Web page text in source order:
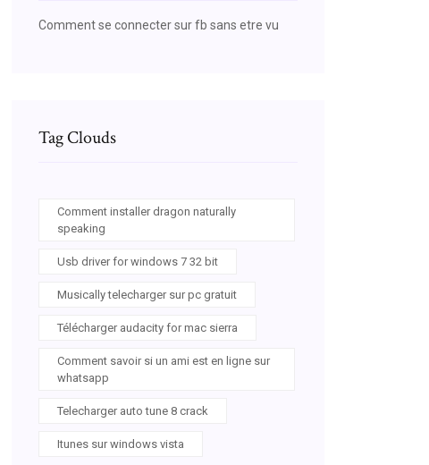
Comment se connecter sur fb sans etre vu
Tag Clouds
Comment installer dragon naturally
speaking
Usb driver for windows 7 32 bit
Musically telecharger sur pc gratuit
Télécharger audacity for mac sierra
Comment savoir si un ami est en ligne sur
whatsapp
Telecharger auto tune 8 crack
Itunes sur windows vista